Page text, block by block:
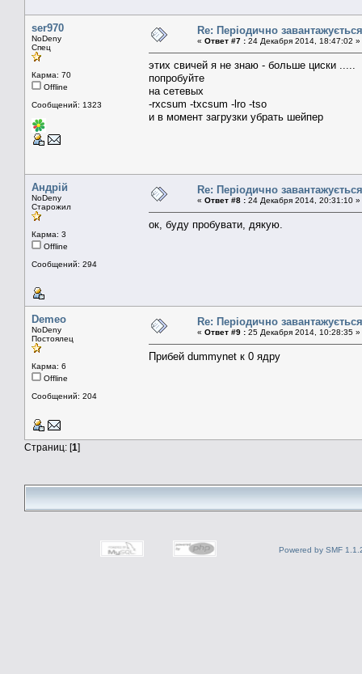
ser970
NoDeny
Спец
Карма: 70
Offline
Сообщений: 1323
Re: Періодично
« Ответ #7 : 24 Декабря 2014, 18:47:02 »
этих свичей я не знаю - больше циски .....
попробуйте
на сетевых
-rxcsum -txcsum -lro -tso
и в момент загрузки убрать шейпер
Андрій
NoDeny
Старожил
Карма: 3
Offline
Сообщений: 294
Re: Періодично
« Ответ #8 : 24 Декабря 2014, 20:31:10 »
ок, буду пробувати, дякую.
Demeo
NoDeny
Постоялец
Карма: 6
Offline
Сообщений: 204
Re: Періодично
« Ответ #9 : 25 Декабря 2014, 10:28:35 »
Прибей dummynet к 0 ядру
Страниц: [1]
Powered by SMF